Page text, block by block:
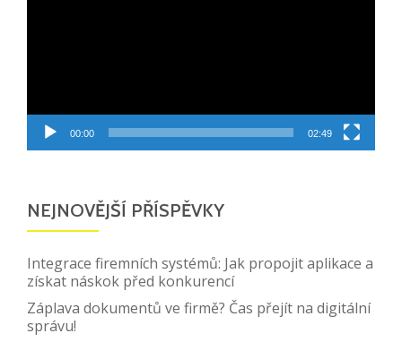
00:00 02:49
NEJNOVĚJŠÍ PŘÍSPĚVKY
Integrace firemních systémů: Jak propojit aplikace a
získat náskok před konkurencí
Záplava dokumentů ve firmě? Čas přejít na digitální
správu!